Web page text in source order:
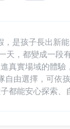
是孩子長出新
天，都變成一段
真實場域的體
自由選擇，可依
都能安心探索、